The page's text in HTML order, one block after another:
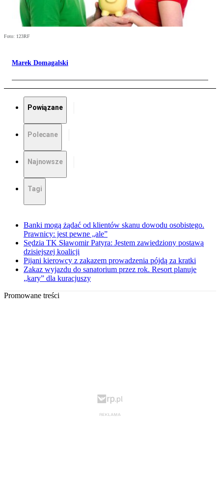
Foto: 123RF
Marek Domagalski
Powiązane
Polecane
Najnowsze
Tagi
Banki mogą żądać od klientów skanu dowodu osobistego.
Prawnicy: jest pewne „ale”
Sędzia TK Sławomir Patyra: Jestem zawiedziony postawą
dzisiejszej koalicji
Pijani kierowcy z zakazem prowadzenia pójdą za kratki
Zakaz wyjazdu do sanatorium przez rok. Resort planuje
„kary” dla kuracjuszy
Promowane treści